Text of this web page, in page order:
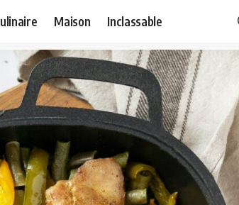
Maison Inclassable